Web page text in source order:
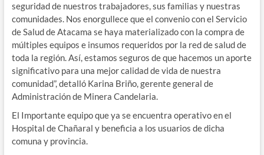
seguridad de nuestros trabajadores, sus familias y nuestras
comunidades. Nos enorgullece que el convenio con el Servicio
de Salud de Atacama se haya materializado con la compra de
múltiples equipos e insumos requeridos por la red de salud de
toda la región. Así, estamos seguros de que hacemos un aporte
significativo para una mejor calidad de vida de nuestra
comunidad”, detalló Karina Briño, gerente general de
Administración de Minera Candelaria.
El Importante equipo que ya se encuentra operativo en el
Hospital de Chañaral y beneficia a los usuarios de dicha
comuna y provincia.